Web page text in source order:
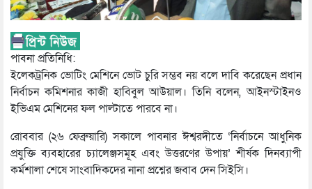
পাবনা প্রতিনিধি:
ইলেকট্রনিক ভোটিং মেশিনে ভোট চুরি সম্ভব নয় বলে দাবি করেছেন প্রধান
নির্বাচন কমিশনার কাজী হাবিবুল আউয়াল। তিনি বলেন, আইনস্টাইনও
ইভিএম মেশিনের ফল পাল্টাতে পারবে না।
রোববার (২৬ ফেব্রুয়ারি) সকালে পাবনার ঈশ্বরদীতে ‘নির্বাচনে আধুনিক
প্রযুক্তি ব্যবহারের চ্যালেঞ্জসমূহ এবং উত্তরণের উপায়’ শীর্ষক দিনব্যাপী
কর্মশালা শেষে সাংবাদিকদের নানা প্রশ্নের জবাব দেন সিইসি।